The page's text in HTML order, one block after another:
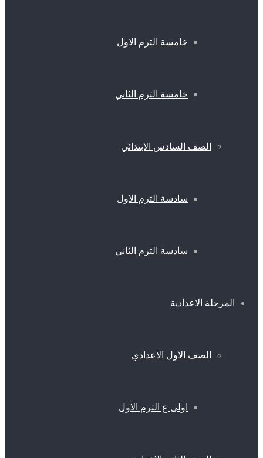
خامسة الترم الاول
خامسة الترم الثاني
الصف السادس الابتدائي
سادسة الترم الاول
سادسة الترم الثاني
المرحلة الاعدادية
الصف الأول الاعدادي
اولى ع الترم الاول